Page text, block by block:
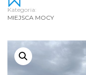
Kategoria:
MIEJSCA MOCY